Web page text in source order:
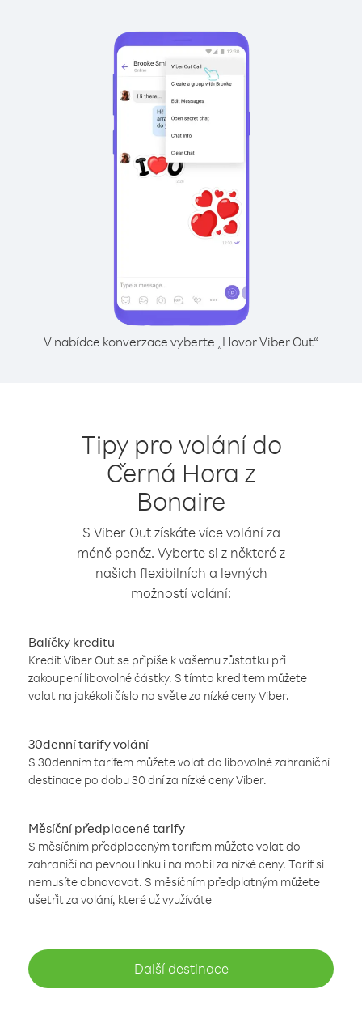
V nabídce konverzace vyberte „Hovor Viber Out“
Tipy pro volání do
Černá Hora z
Bonaire
S Viber Out získáte více volání za
méně peněz. Vyberte si z některé z
našich flexibilních a levných
možností volání:
Balíčky kreditu
Kredit Viber Out se připíše k vašemu zůstatku při
zakoupení libovolné částky. S tímto kreditem můžete
volat na jakékoli číslo na světe za nízké ceny Viber.
30denní tarify volání
S 30denním tarifem můžete volat do libovolné zahraniční
destinace po dobu 30 dní za nízké ceny Viber.
Měsíční předplacené tarify
S měsíčním předplaceným tarifem můžete volat do
zahraničí na pevnou linku i na mobil za nízké ceny. Tarif si
nemusíte obnovovat. S měsíčním předplatným můžete
ušetřit za volání, které už využíváte
Další destinace